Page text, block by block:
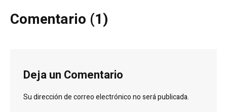
Comentario (1)
Deja un Comentario
Su dirección de correo electrónico no será publicada.